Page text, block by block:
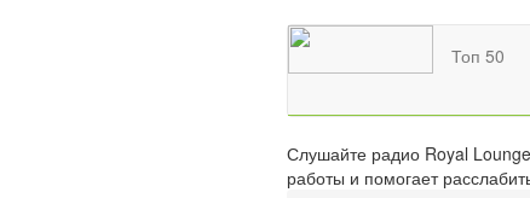
Топ 50
Слушайте радио Royal
работы и помогает